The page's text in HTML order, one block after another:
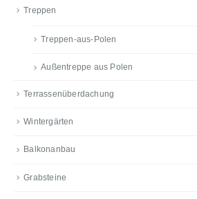
Treppen
Treppen-aus-Polen
Außentreppe aus Polen
Terrassenüberdachung
Wintergärten
Balkonanbau
Grabsteine